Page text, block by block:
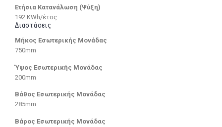
Ετήσια Κατανάλωση (Ψύξη)
192 KWh/έτος
Διαστάσεις
Μήκος Εσωτερικής Μονάδας
750mm
Ύψος Εσωτερικής Μονάδας
200mm
Βάθος Εσωτερικής Μονάδας
285mm
Βάρος Εσωτερικής Μονάδας